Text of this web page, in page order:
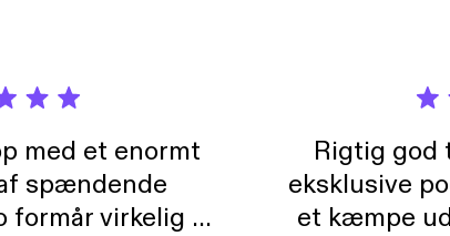
med et enormt
spændende
formår virkelig at
Rigtig god
eksklusive
et kæmpe